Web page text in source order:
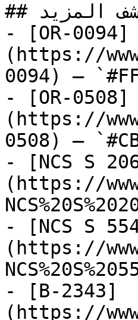
## اكتشف المزيد
- [OR-0094]
(https://
0094) —
- [OR-0508]
(https://
0508) —
- [NCS S
(https://
- [NCS S
(https://
- [B-2343]
(https://